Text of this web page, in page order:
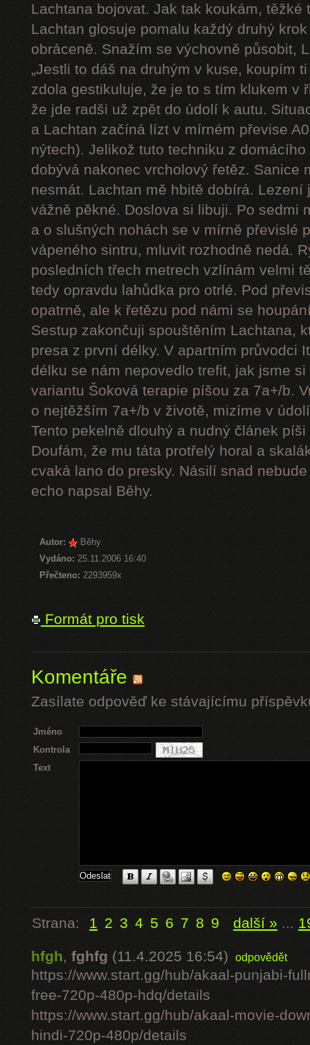
Lachtana bojovat. Jak tak koukám, těžké
Lachtan glosuje pomalu každý druhý
obráceně. Snažím se výchovně působit,
„Jestli to dáš na druhým v kuse, koupím
zdola gestikuluje, že je to s tím klukem v
že jde radši už zpět do údolí k autu.
a Lachtan začíná lízt v mírném převise
nýtech). Jelikož tuto techniku z
dobývá nakonec vrcholový řetěz. Sanice
nesmát. Lachtan mě hbitě dobírá.
vážně pěkné. Doslova si libuji. Po sedmi
a o slušných nohách se v mírně převislé
vápeného sintru, mluvit rozhodně nedá.
posledních třech metrech vzlínám velmi
tedy opravdu lahůdka pro otrlé. Pod
opatrně, ale k řetězu pod námi se
Sestup zakončuji spouštěním Lachtana,
presa z první délky. V apartním průvodci
délku se nám nepovedlo trefit, jak jsme
variantu Šoková terapie píšou za 7a+/b.
o nejtěžším 7a+/b v životě, mizíme v
Tento pekelně dlouhý a nudný článek
Doufám, že mu táta protřelý horal a
cvaká lano do presky. Násilí snad
echo napsal Běhy.
Autor:
Běhy
Vydáno: 25.11.2006 16:40
Přečteno: 2293959x
Formát pro tisk
Komentáře
Zasílate odpověď ke stávajícímu
Jméno
Kontrola
Text
Strana: 1 2 3 4 5 6 7 8 9 další » ...
hfgh, fghfg (11.4.2025 16:54) odpovědět
https://www.start.gg/hub/akaal-punjabi-
free-720p-480p-hdq/details
https://www.start.gg/hub/akaal-movie-
hindi-720p-480p/details